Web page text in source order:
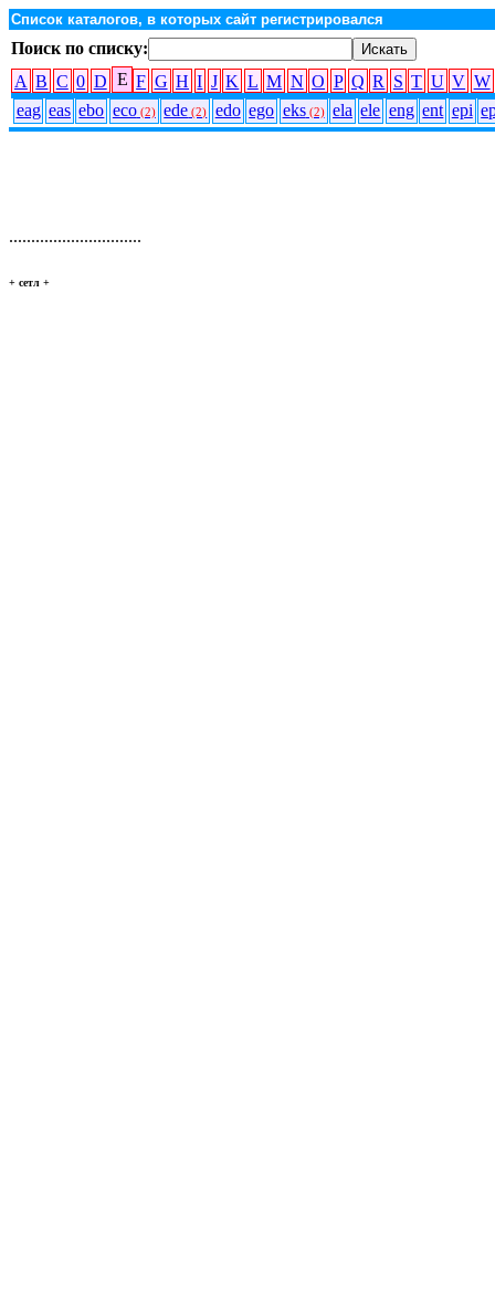
Список каталогов, в которых сайт регистрировался
Поиск по списку:
A B C 0 D E F G H I J K L M N O P Q R S T U V W
eag eas ebo eco(2) ede (2) edo ego eks(2) ela ele eng ent epi
..............................
+ сетл +